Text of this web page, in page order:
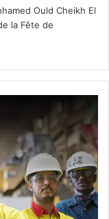
Ould Cheikh El
la Fête de